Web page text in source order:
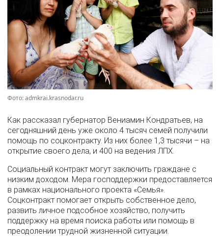
Фото: admkrai.krasnodar.ru
Как рассказал губернатор Вениамин Кондратьев, на
сегодняшний день уже около 4 тысяч семей получили
помощь по соцконтракту. Из них более 1,3 тысячи – на
открытие своего дела, и 400 на ведения ЛПХ.
Социальный контракт могут заключить граждане с
низким доходом. Мера господдержки предоставляется
в рамках национального проекта «Семья».
Соцконтракт помогает открыть собственное дело,
развить личное подсобное хозяйство, получить
поддержку на время поиска работы или помощь в
преодолении трудной жизненной ситуации.